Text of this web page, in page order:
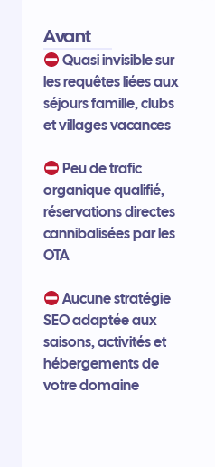
Avant
Quasi invisible sur
les requêtes liées aux
séjours famille, clubs
et villages vacances
Peu de trafic
organique qualifié,
réservations directes
cannibalisées par les
OTA
Aucune stratégie
SEO adaptée aux
saisons, activités et
hébergements de
votre domaine